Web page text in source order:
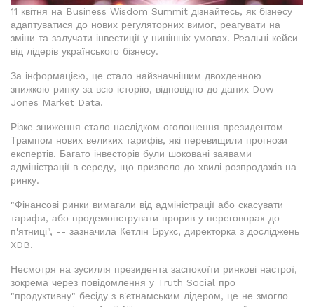
11 квітня на Business Wisdom Summit дізнайтесь, як бізнесу
адаптуватися до нових регуляторних вимог, реагувати на
зміни та залучати інвестиції у нинішніх умовах. Реальні кейси
від лідерів українського бізнесу.
За інформацією, це стало найзначнішим двохденною
знижкою ринку за всю історію, відповідно до даних Dow
Jones Market Data.
Різке зниження стало наслідком оголошення президентом
Трампом нових великих тарифів, які перевищили прогнози
експертів. Багато інвесторів були шоковані заявами
адміністрації в середу, що призвело до хвилі розпродажів на
ринку.
"Фінансові ринки вимагали від адміністрації або скасувати
тарифи, або продемонструвати прорив у переговорах до
п'ятниці", -- зазначила Кетлін Брукс, директорка з досліджень
XDB.
Несмотря на зусилля президента заспокоїти ринкові настрої,
зокрема через повідомлення у Truth Social про
"продуктивну" бесіду з в'єтнамським лідером, це не змогло